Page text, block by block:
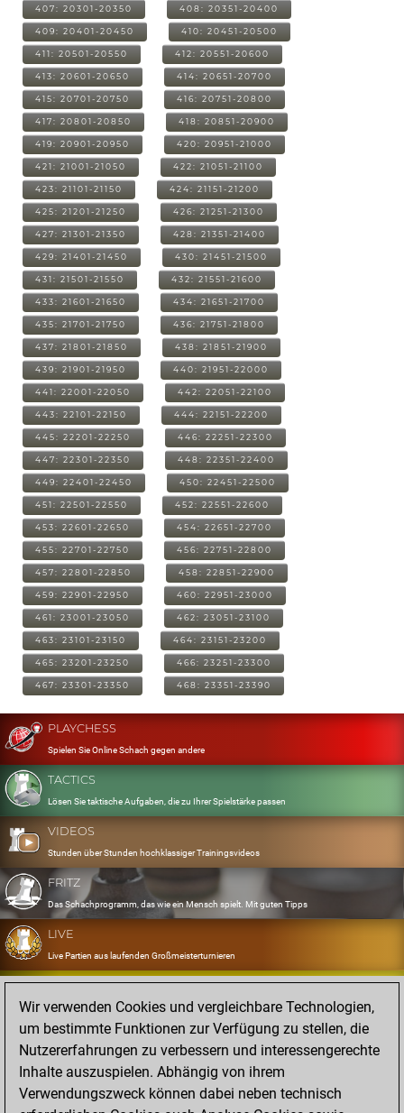
407: 20301-20350 408: 20351-20400
409: 20401-20450 410: 20451-20500
411: 20501-20550 412: 20551-20600
413: 20601-20650 414: 20651-20700
415: 20701-20750 416: 20751-20800
417: 20801-20850 418: 20851-20900
419: 20901-20950 420: 20951-21000
421: 21001-21050 422: 21051-21100
423: 21101-21150 424: 21151-21200
425: 21201-21250 426: 21251-21300
427: 21301-21350 428: 21351-21400
429: 21401-21450 430: 21451-21500
431: 21501-21550 432: 21551-21600
433: 21601-21650 434: 21651-21700
435: 21701-21750 436: 21751-21800
437: 21801-21850 438: 21851-21900
439: 21901-21950 440: 21951-22000
441: 22001-22050 442: 22051-22100
443: 22101-22150 444: 22151-22200
445: 22201-22250 446: 22251-22300
447: 22301-22350 448: 22351-22400
449: 22401-22450 450: 22451-22500
451: 22501-22550 452: 22551-22600
453: 22601-22650 454: 22651-22700
455: 22701-22750 456: 22751-22800
457: 22801-22850 458: 22851-22900
459: 22901-22950 460: 22951-23000
461: 23001-23050 462: 23051-23100
463: 23101-23150 464: 23151-23200
465: 23201-23250 466: 23251-23300
467: 23301-23350 468: 23351-23390
PLAYCHESS
Spielen Sie Online Schach gegen andere
TACTICS
Lösen Sie taktische Aufgaben, die zu Ihrer Spielstärke passen
VIDEOS
Stunden über Stunden hochklassiger Trainingsvideos
FRITZ
Das Schachprogramm, das wie ein Mensch spielt. Mit guten Tipps
LIVE
Live Partien aus laufenden Großmeisterturnieren
OPENINGS
Erfassen und Üben Sie Ihr Eröffnungsrepertoire
DATABASE
Acht Millionen starke Partien
MYGAMES
Speichern und analysieren Sie eigene Partien in der Cloud
Wir verwenden Cookies und vergleichbare Technologien,
um bestimmte Funktionen zur Verfügung zu stellen, die
Nutzererfahrungen zu verbessern und interessengerechte
Inhalte auszuspielen. Abhängig von ihrem
Verwendungszweck können dabei neben technisch